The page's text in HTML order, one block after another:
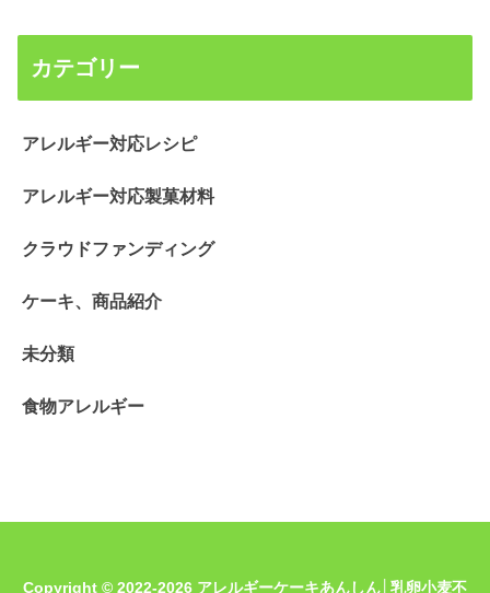
カテゴリー
アレルギー対応レシピ
アレルギー対応製菓材料
クラウドファンディング
ケーキ、商品紹介
未分類
食物アレルギー
Copyright © 2022-2026 アレルギーケーキあんしん│乳卵小麦不